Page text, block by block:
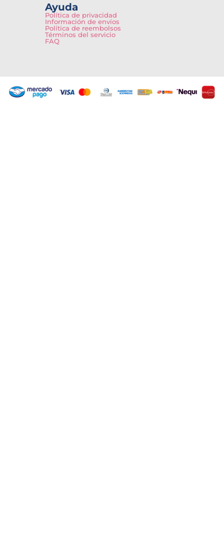
Ayuda
Política de privacidad
Información de envíos
Política de reembolsos
Términos del servicio
FAQ